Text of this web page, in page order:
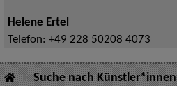
Helene Ertel
Telefon: +49 228 50208 4073
Suche nach Künstler*innen